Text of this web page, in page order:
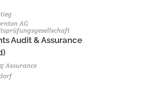
AG
Audit & Assurance
Assurance